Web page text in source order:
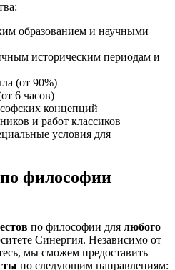
образованием и научными
историческим периодам и
(от 90%)
6 часов)
концепций
и работ классиков
условия для
философии
по философии для любого
Синергия. Независимо от
мы сможем предоставить
по следующим направлениям: